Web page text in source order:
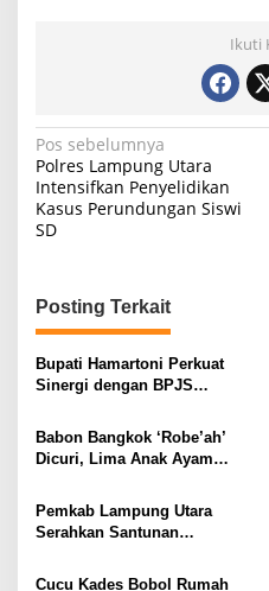
Ikuti
N
a
v
a
s
i
o
Pos sebelumnya
Polres Lampung Utara
Intensifkan Penyelidikan
Kasus Perundungan Siswi
SD
Posting Terkait
Bupati Hamartoni Perkuat
Sinergi dengan BPJS
Kesehatan Makin Cepat dan
Mudah
Babon Bangkok ‘Robe’ah’
Dicuri, Lima Anak Ayam
Gang Jalaba Kotabumi Heboh
Pemkab Lampung Utara
Serahkan Santunan
Korban Kebakaran
Cucu Kades Bobol Rumah